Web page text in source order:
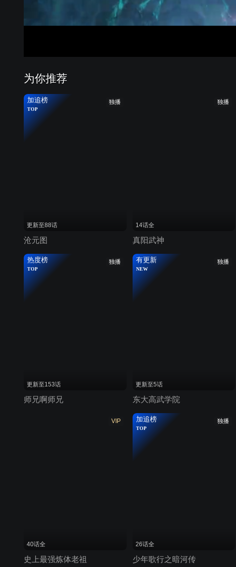
为你推荐
独播
加追榜
TOP
更新至88话
沧元图
独播
14话全
真阳武神
独播
热度榜
TOP
更新至153话
师兄啊师兄
独播
有更新
NEW
更新至5话
东大高武学院
VIP
40话全
史上最强炼体老祖
独播
加追榜
TOP
26话全
少年歌行之暗河传